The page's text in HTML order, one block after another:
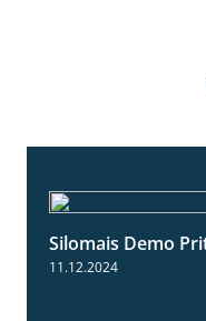
Silomais Demo
11.12.2024